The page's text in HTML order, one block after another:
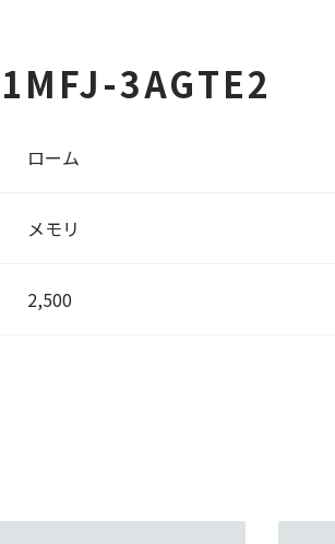
3AGTE2
ローム
メモリ
2,500